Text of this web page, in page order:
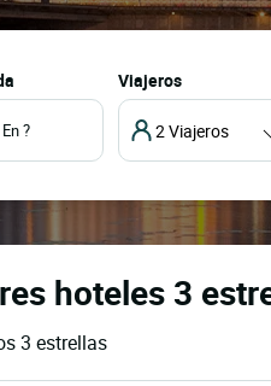
Viajeros
2 Viajeros
hoteles 3
3 estrellas